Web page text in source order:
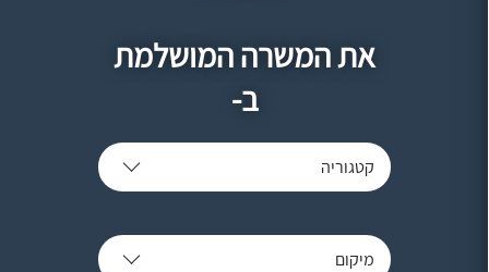
את המשרה המושלמת
ב-
קטגוריה
מיקום